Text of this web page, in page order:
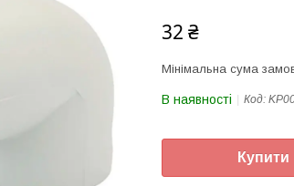
32 ₴
Мінімальна сума
В наявності Код:
Купити